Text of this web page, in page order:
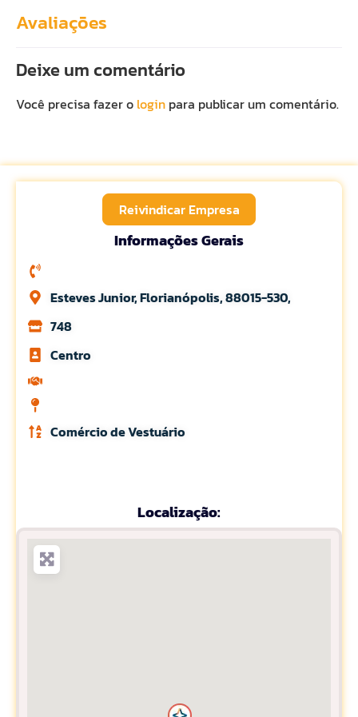
Avaliações
Deixe um comentário
Você precisa fazer o login para publicar um comentário.
Reivindicar Empresa
Informações Gerais
Esteves Junior, Florianópolis, 88015-530,
748
Centro
Comércio de Vestuário
Localização: